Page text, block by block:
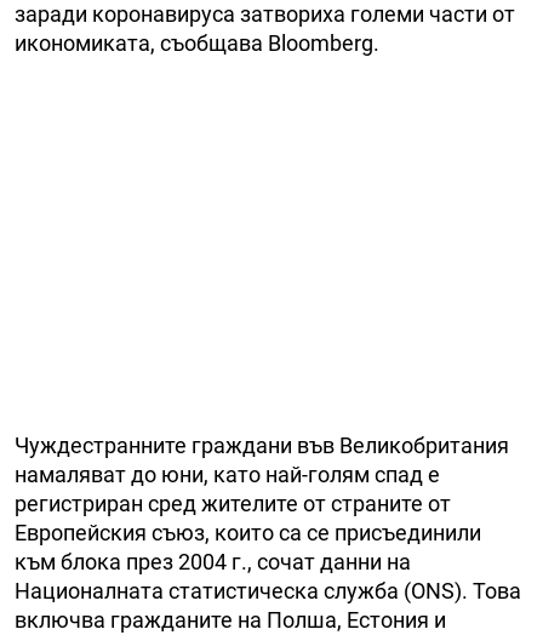
заради коронавируса затвориха големи части от
икономиката, съобщава Bloomberg.
Чуждестранните граждани във Великобритания
намаляват до юни, като най-голям спад е
регистриран сред жителите от страните от
Европейския съюз, които са се присъединили
към блока през 2004 г., сочат данни на
Националната статистическа служба (ONS). Това
включва гражданите на Полша, Естония и